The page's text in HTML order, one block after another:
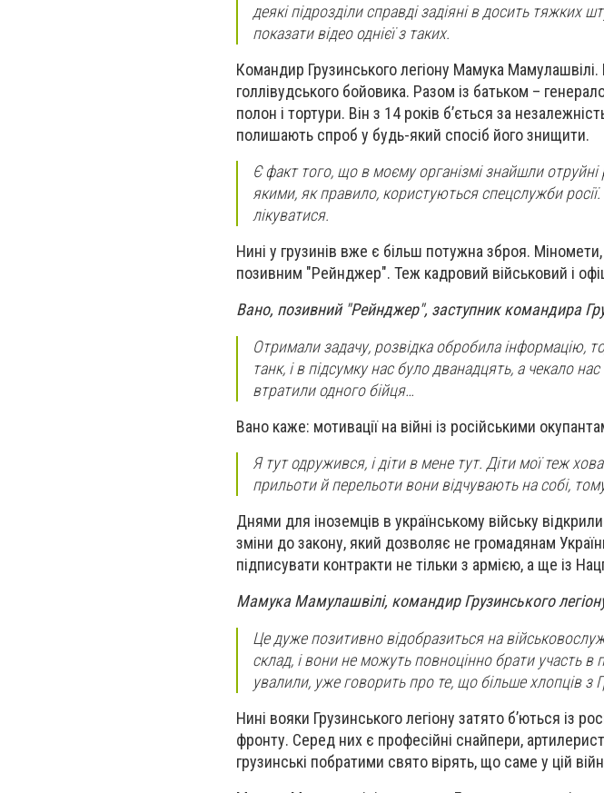
деякі підрозділи справді задіяні в досить
показати відео однієї з таких.
Командир Грузинського легіону Мамука
голлівудського бойовика. Разом із батьком –
полон і тортури. Він з 14 років б’ється за
полишають спроб у будь-який спосіб його знищити.
Є факт того, що в моєму організмі знайшли
якими, як правило, користуються спецслужби
лікуватися.
Нині у грузинів вже є більш потужна зброя. Міномети,
позивним "Рейнджер". Теж кадровий військовий і
Вано, позивний "Рейнджер", заступник командира
Отримали задачу, розвідка обробила інформацію,
танк, і в підсумку нас було дванадцять, а чекало
втратили одного бійця…
Вано каже: мотивації на війні із російськими
Я тут одружився, і діти в мене тут. Діти мої теж
прильоти й перельоти вони відчувають на собі,
Днями для іноземців в українському війську
зміни до закону, який дозволяє не громадянам
підписувати контракти не тільки з армією, а ще із
Мамука Мамулашвілі, командир Грузинського
Це дуже позитивно відобразиться на
склад, і вони не можуть повноцінно брати участь в
увалили, уже говорить про те, що більше хлопців з
Нині вояки Грузинського легіону затято б’ються із
фронту. Серед них є професійні снайпери,
грузинські побратими свято вірять, що саме у цій